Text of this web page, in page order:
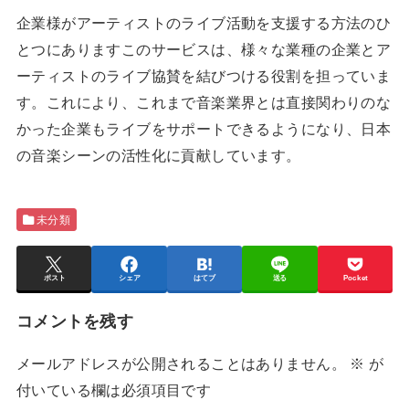
企業様がアーティストのライブ活動を支援する方法のひ
とつにありますこのサービスは、様々な業種の企業とア
ーティストのライブ協賛を結びつける役割を担っていま
す。これにより、これまで音楽業界とは直接関わりのな
かった企業もライブをサポートできるようになり、日本
の音楽シーンの活性化に貢献しています。
未分類
ポスト シェア はてブ 送る Pocket
コメントを残す
メールアドレスが公開されることはありません。 ※ が
付いている欄は必須項目です